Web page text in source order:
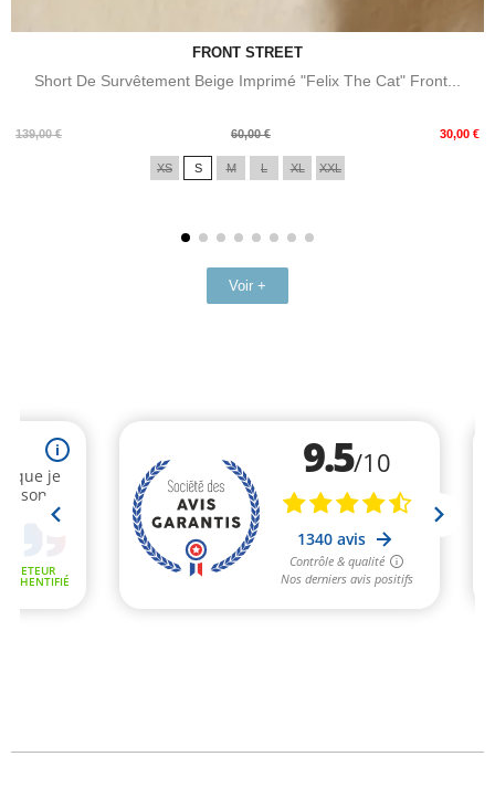
FRONT STREET
Short De Survêtement Beige Imprimé "Felix The Cat" Front...
139,00 €
Prix
60,00 € 30,00 €
Prix
XS S M L XL XXL
Voir +